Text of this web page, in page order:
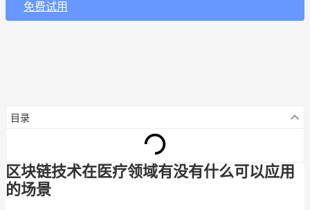
免费试用
目录
区块链技术在医疗领域有没有什么可以应用
的场景